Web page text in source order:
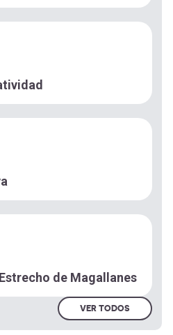
de Magallanes
VER TODOS